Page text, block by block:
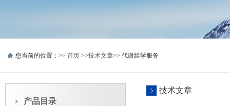
您当前的位置：>> 首页 >>技术文章>> 代谢组学服务
产品目录
技术文章